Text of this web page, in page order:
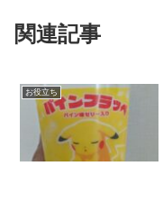
関連記事
お役立ち